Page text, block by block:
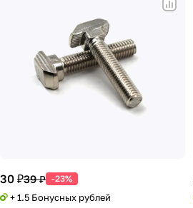
30 ₽39 ₽ -23%
+ 1.5 Бонусных рублей